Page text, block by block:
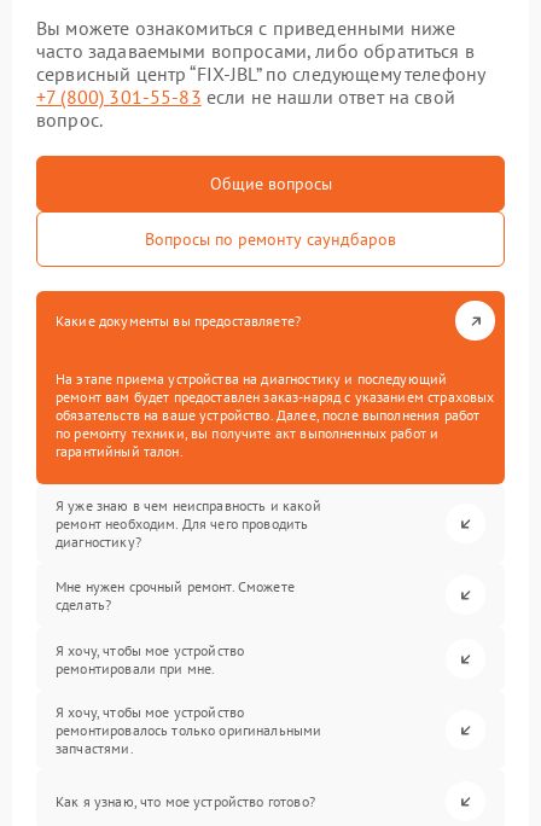
Вы можете ознакомиться с приведенными ниже
часто задаваемыми вопросами, либо обратиться в
сервисный центр “FIX-JBL” по следующему телефону
+7 (800) 301-55-83 если не нашли ответ на свой
вопрос.
Общие вопросы
Вопросы по ремонту саундбаров
Какие документы вы предоставляете?
На этапе приема устройства на диагностику и последующий
ремонт вам будет предоставлен заказ-наряд с указанием страховых
обязательств на ваше устройство. Далее, после выполнения работ
по ремонту техники, вы получите акт выполненных работ и
гарантийный талон.
Я уже знаю в чем неисправность и какой
ремонт необходим. Для чего проводить
диагностику?
Мне нужен срочный ремонт. Сможете
сделать?
Я хочу, чтобы мое устройство
ремонтировали при мне.
Я хочу, чтобы мое устройство
ремонтировалось только оригинальными
запчастями.
Как я узнаю, что мое устройство готово?